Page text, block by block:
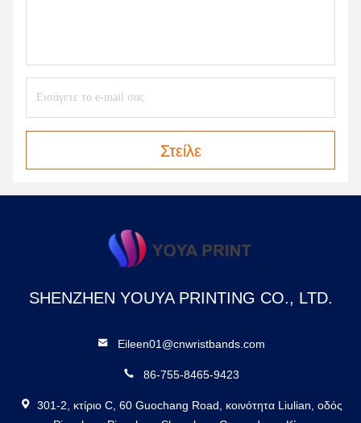
Στείλε
SHENZHEN YOUYA PRINTING CO., LTD.
Eileen01@cnwristbands.com
86-755-8465-9423
301-2, κτίριο C, 60 Guochang Road, κοινότητα Liulian, οδός